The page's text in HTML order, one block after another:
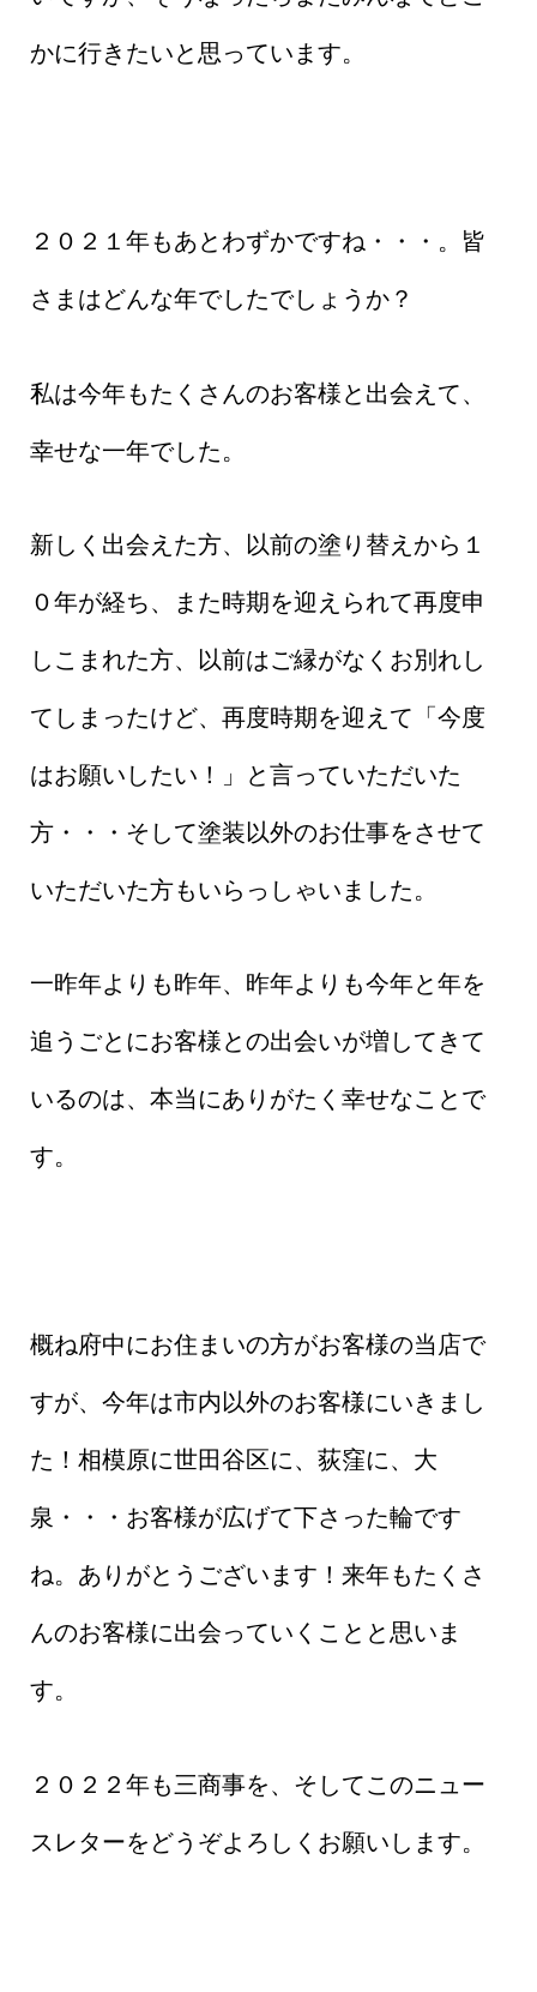
かに行きたいと思っています。
２０２１年もあとわずかですね・・・。皆
さまはどんな年でしたでしょうか？
私は今年もたくさんのお客様と出会えて、
幸せな一年でした。
新しく出会えた方、以前の塗り替えから１
０年が経ち、また時期を迎えられて再度申
しこまれた方、以前はご縁がなくお別れし
てしまったけど、再度時期を迎えて「今度
はお願いしたい！」と言っていただいた
方・・・そして塗装以外のお仕事をさせて
いただいた方もいらっしゃいました。
一昨年よりも昨年、昨年よりも今年と年を
追うごとにお客様との出会いが増してきて
いるのは、本当にありがたく幸せなことで
す。
概ね府中にお住まいの方がお客様の当店で
すが、今年は市内以外のお客様にいきまし
た！相模原に世田谷区に、荻窪に、大
泉・・・お客様が広げて下さった輪です
ね。ありがとうございます！来年もたくさ
んのお客様に出会っていくことと思いま
す。
２０２２年も三商事を、そしてこのニュー
スレターをどうぞよろしくお願いします。